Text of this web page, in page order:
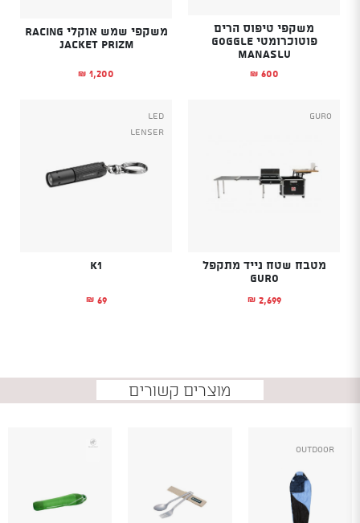
משקפי טיפוס הרים
פוטוכרומטי GOGGLE
MANASLU
₪ 600
משקפי שמש אוקלי Racing
Jacket Prizm
₪ 1,200
Guro
מטבח שטח נייד מתקפל
GURO
₪ 2,699
Led
Lenser
K1
₪ 69
מוצרים קשורים
Outdoor